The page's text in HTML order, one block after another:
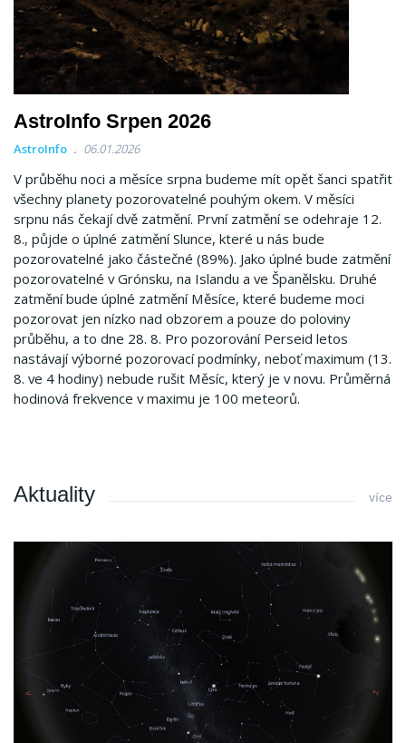
AstroInfo Srpen 2026
AstroInfo 06.01.2026
V průběhu noci a měsíce srpna budeme mít opět šanci spatřit
všechny planety pozorovatelné pouhým okem. V měsíci
srpnu nás čekají dvě zatmění. První zatmění se odehraje 12.
8., půjde o úplné zatmění Slunce, které u nás bude
pozorovatelné jako částečné (89%). Jako úplné bude zatmění
pozorovatelné v Grónsku, na Islandu a ve Španělsku. Druhé
zatmění bude úplné zatmění Měsíce, které budeme moci
pozorovat jen nízko nad obzorem a pouze do poloviny
průběhu, a to dne 28. 8. Pro pozorování Perseid letos
nastávají výborné pozorovací podmínky, neboť maximum (13.
8. ve 4 hodiny) nebude rušit Měsíc, který je v novu. Průměrná
hodinová frekvence v maximu je 100 meteorů.
Aktuality více